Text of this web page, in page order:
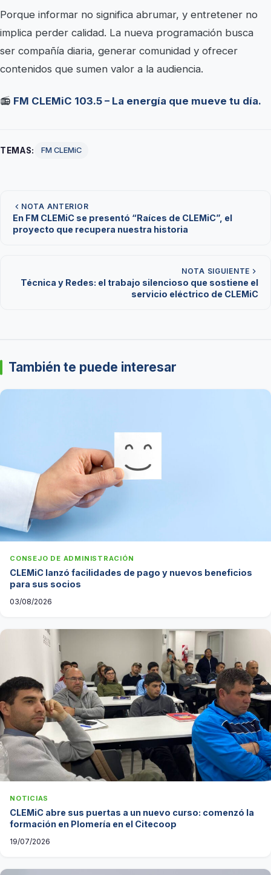
Porque informar no significa abrumar, y entretener no
implica perder calidad. La nueva programación busca
ser compañía diaria, generar comunidad y ofrecer
contenidos que sumen valor a la audiencia.
📻 FM CLEMiC 103.5 – La energía que mueve tu día.
TEMAS: FM CLEMiC
NOTA ANTERIOR
En FM CLEMiC se presentó “Raíces de CLEMiC”, el
proyecto que recupera nuestra historia
NOTA SIGUIENTE
Técnica y Redes: el trabajo silencioso que sostiene el
servicio eléctrico de CLEMiC
También te puede interesar
CONSEJO DE ADMINISTRACIÓN
CLEMiC lanzó facilidades de pago y nuevos beneficios
para sus socios
03/08/2026
NOTICIAS
CLEMiC abre sus puertas a un nuevo curso: comenzó la
formación en Plomería en el Citecoop
19/07/2026